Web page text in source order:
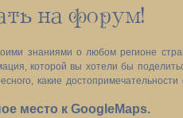
на форум!
знаниями о любом регионе
которой вы хотели бы
какие достопримечательности
место к GoogleMaps.